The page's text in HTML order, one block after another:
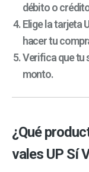
débito o
Elige la tarjeta
hacer tu
Verifica que tu
monto.
¿Qué
vales UP Sí